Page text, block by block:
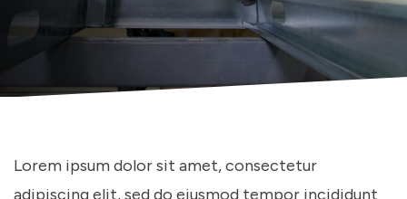
Lorem ipsum dolor sit amet, consectetur
adipiscing elit, sed do eiusmod tempor incididunt